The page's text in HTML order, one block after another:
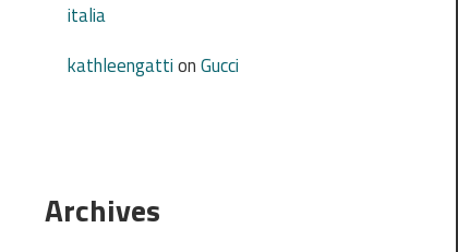
italia
kathleengattionGucci
Archives